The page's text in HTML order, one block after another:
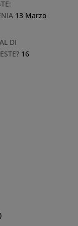
13 Marzo
DI
16